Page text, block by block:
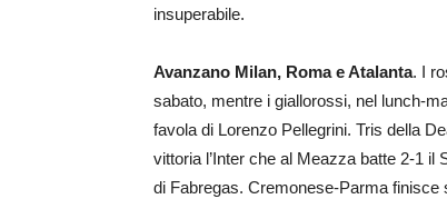
insuperabile.
Avanzano Milan, Roma e Atalanta. I
sabato, mentre i giallorossi, nel lunch-
favola di Lorenzo Pellegrini. Tris della
vittoria l’Inter che al Meazza batte 2-1
di Fabregas. Cremonese-Parma finisce